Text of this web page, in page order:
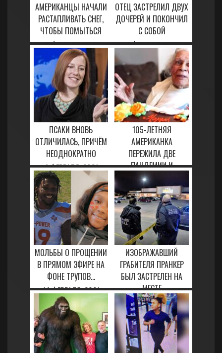
АМЕРИКАНЦЫ НАЧАЛИ
РАСТАПЛИВАТЬ СНЕГ,
ЧТОБЫ ПОМЫТЬСЯ
18 ФЕВРАЛЯ, 2021
ОТЕЦ ЗАСТРЕЛИЛ ДВУХ
ДОЧЕРЕЙ И ПОКОНЧИЛ
С СОБОЙ
11 ФЕВРАЛЯ, 2021
ПСАКИ ВНОВЬ
ОТЛИЧИЛАСЬ, ПРИЧЁМ
НЕОДНОКРАТНО
4 ФЕВРАЛЯ, 2021
105-ЛЕТНЯЯ
АМЕРИКАНКА
ПЕРЕЖИЛА ДВЕ
ПАНДЕМИИ И
ПОБЕДИЛА COVID-19
5 МАРТА, 2021
МОЛЬБЫ О ПРОЩЕНИИ
В ПРЯМОМ ЭФИРЕ НА
ФОНЕ ТРУПОВ...
14 ФЕВРАЛЯ, 2021
ИЗОБРАЖАВШИЙ
ГРАБИТЕЛЯ ПРАНКЕР
БЫЛ ЗАСТРЕЛЕН НА
МЕСТЕ
8 ФЕВРАЛЯ, 2021